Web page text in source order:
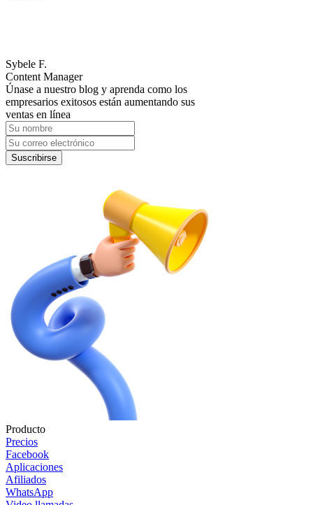
Sybele F.
Content Manager
Únase a nuestro blog y aprenda como los
empresarios exitosos están aumentando sus
ventas en línea
Suscribirse
Producto
Precios
Facebook
Aplicaciones
Afiliados
WhatsApp